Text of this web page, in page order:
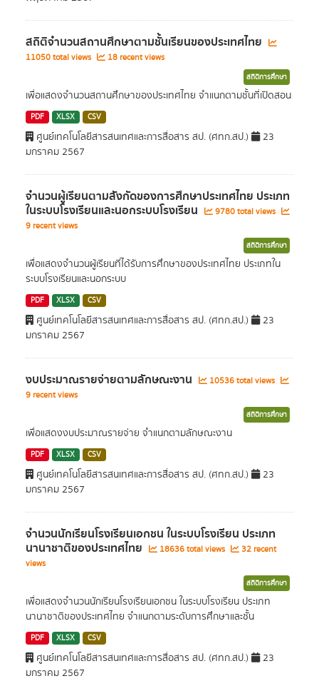
สถิติจำนวนสถานศึกษาตามชั้นเรียนของประเทศไทย
11050 total views 18 recent views
สถิติการศึกษา
เพื่อแสดงจำนวนสถานศึกษาของประเทศไทย จำแนกตามชั้นที่เปิดสอน
PDF XLSX CSV
ศูนย์เทคโนโลยีสารสนเทศและการสื่อสาร สป. (ศทก.สป.)
23
มกราคม 2567
จำนวนผู้เรียนตามสังกัดของการศึกษาประเทศไทย ประเภท
ในระบบโรงเรียนและนอกระบบโรงเรียน
9780 total views
9 recent views
สถิติการศึกษา
เพื่ื่อแสดงจำนวนผู้เรียนที่ได้รับการศึกษาของประเทศไทย ประเภทใน
ระบบโรงเรียนและนอกระบบ
PDF XLSX CSV
ศูนย์เทคโนโลยีสารสนเทศและการสื่อสาร สป. (ศทก.สป.)
23
มกราคม 2567
งบประมาณรายจ่ายตามลักษณะงาน
10536 total views
9 recent views
สถิติการศึกษา
เพื่อแสดงงบประมาณรายจ่าย จำแนกตามลักษณะงาน
PDF XLSX CSV
ศูนย์เทคโนโลยีสารสนเทศและการสื่อสาร สป. (ศทก.สป.)
23
มกราคม 2567
จำนวนนักเรียนโรงเรียนเอกชน ในระบบโรงเรียน ประเภท
นานาชาติของประเทศไทย 18636 total views
32 recent
views
สถิติการศึกษา
เพื่อแสดงจำนวนนักเรียนโรงเรียนเอกชน ในระบบโรงเรียน ประเภท
นานาชาติของประเทศไทย จำแนกตามระดับการศึกษาและชั้น
PDF XLSX CSV
ศูนย์เทคโนโลยีสารสนเทศและการสื่อสาร สป. (ศทก.สป.)
23
มกราคม 2567